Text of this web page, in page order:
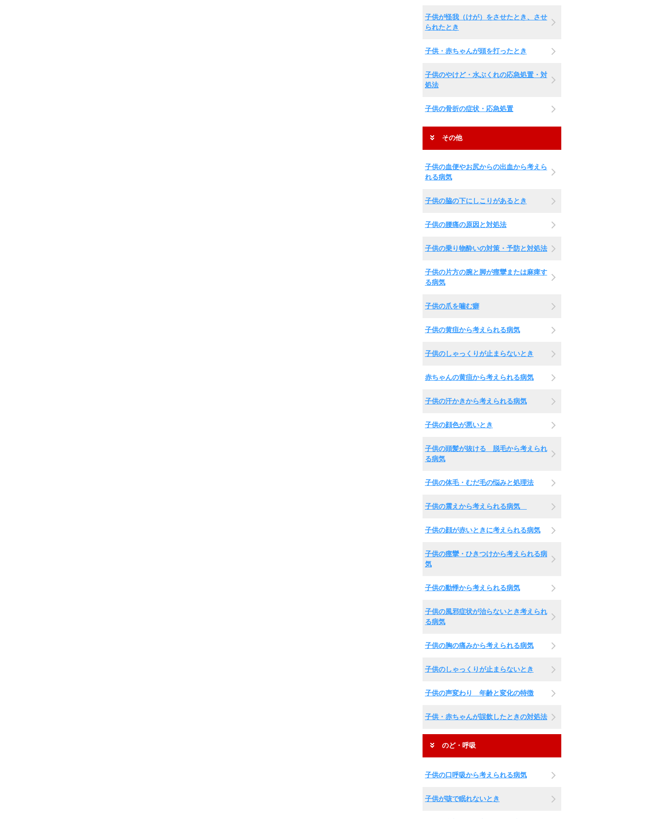
子供が怪我（けが）をさせたとき、させ
られたとき
子供・赤ちゃんが頭を打ったとき
子供のやけど・水ぶくれの応急処置・対
処法
子供の骨折の症状・応急処置
その他
子供の血便やお尻からの出血から考えら
れる病気
子供の脇の下にしこりがあるとき
子供の腰痛の原因と対処法
子供の乗り物酔いの対策・予防と対処法
子供の片方の腕と脚が痙攣または麻痺す
る病気
子供の爪を噛む癖
子供の黄疸から考えられる病気
子供のしゃっくりが止まらないとき
赤ちゃんの黄疸から考えられる病気
子供の汗かきから考えられる病気
子供の顔色が悪いとき
子供の頭髪が抜ける 脱毛から考えられ
る病気
子供の体毛・むだ毛の悩みと処理法
子供の震えから考えられる病気
子供の顔が赤いときに考えられる病気
子供の痙攣・ひきつけから考えられる病
気
子供の動悸から考えられる病気
子供の風邪症状が治らないとき考えられ
る病気
子供の胸の痛みから考えられる病気
子供のしゃっくりが止まらないとき
子供の声変わり 年齢と変化の特徴
子供・赤ちゃんが誤飲したときの対処法
のど・呼吸
子供の口呼吸から考えられる病気
子供が咳で眠れないとき